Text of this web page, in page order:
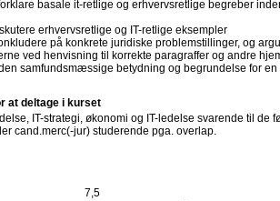
basale it-retlige og erhvervsretlige begreber
erhvervsretlige og IT-retlige eksempler
på konkrete juridiske problemstillinger, og
ved henvisning til korrekte paragraffer og andre
samfundsmæssige betydning og begrundelse for
at deltage i kurset
IT-strategi, økonomi og IT-ledelse svarende til de
cand.merc(-jur) studerende pga. overlap.
7,5